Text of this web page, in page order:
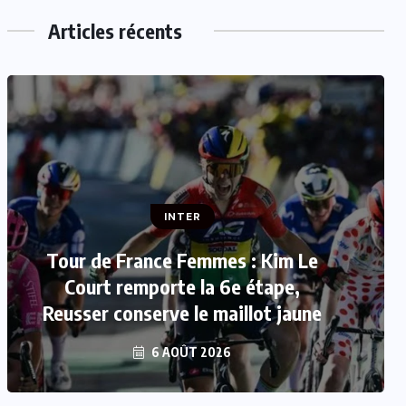
Articles récents
INTER
Tour de France Femmes : Kim Le
Court remporte la 6e étape,
Reusser conserve le maillot jaune
6 AOÛT 2026
INTER
Mercato : Mohamed Salah rejoint
Trabzonspor
6 AOÛT 2026